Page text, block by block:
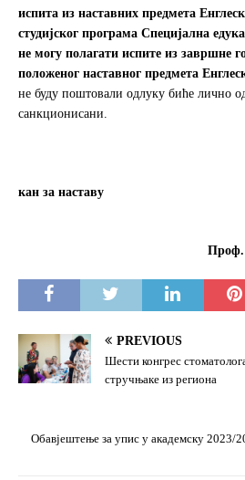
испита из наставних предмета
студијског програма Специјална
не могу полагати испите из завршне
положеног наставног предмета
не буду поштовали одлуку биће лично
санкционисани.
кан за наставу
Проф. др Ирена
PREVIOUS
Шести конгрес
стручњаке из региона
Обавјештење за упис у академску 2023/